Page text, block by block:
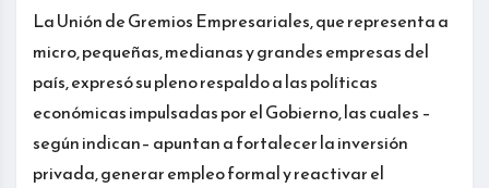
La Unión de Gremios Empresariales, que representa a
micro, pequeñas, medianas y grandes empresas del
país, expresó su pleno respaldo a las políticas
económicas impulsadas por el Gobierno, las cuales –
según indican– apuntan a fortalecer la inversión
privada, generar empleo formal y reactivar el